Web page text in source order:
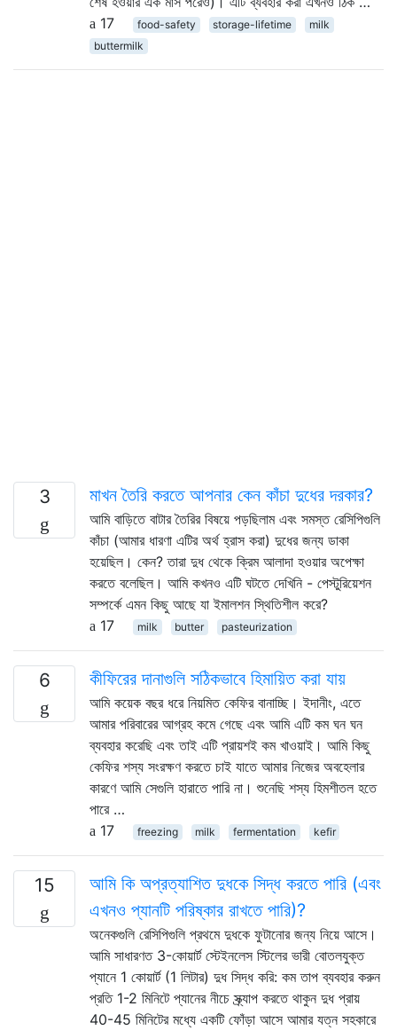
17
food-safety storage-lifetime
milk
buttermilk
3 মাখন তৈরি করতে আপনার কেন কাঁচা দুধের দরকার?
আমি বাড়িতে বাটার তৈরির বিষয়ে পড়ছিলাম এবং সমস্ত রেসিপিগুলি
কাঁচা (আমার ধারণা এটির অর্থ হ্রাস করা) দুধের জন্য ডাকা
হয়েছিল। কেন? তারা দুধ থেকে ক্রিম আলাদা হওয়ার অপেক্ষা
করতে বলেছিল। আমি কখনও এটি ঘটতে দেখিনি - পেস্টুরিয়েশন
সম্পর্কে এমন কিছু আছে যা ইমালশন স্থিতিশীল করে?
17
milk butter pasteurization
6 কীফিরের দানাগুলি সঠিকভাবে হিমায়িত করা যায়
আমি কয়েক বছর ধরে নিয়মিত কেফির বানাচ্ছি। ইদানীং, এতে
আমার পরিবারের আগ্রহ কমে গেছে এবং আমি এটি কম ঘন ঘন
ব্যবহার করেছি এবং তাই এটি প্রায়শই কম খাওয়াই। আমি কিছু
কেফির শস্য সংরক্ষণ করতে চাই যাতে আমার নিজের অবহেলার
কারণে আমি সেগুলি হারাতে পারি না। শুনেছি শস্য হিমশীতল হতে
পারে …
17
freezing milk fermentation kefir
15
আমি কি অপ্রত্যাশিত দুধকে সিদ্ধ করতে পারি (এবং
এখনও প্যানটি পরিষ্কার রাখতে পারি)?
অনেকগুলি রেসিপিগুলি প্রথমে দুধকে ফুটানোর জন্য নিয়ে আসে।
আমি সাধারণত 3-কোয়ার্ট স্টেইনলেস স্টিলের ভারী বোতলযুক্ত
প্যানে 1 কোয়ার্ট (1 লিটার) দুধ সিদ্ধ করি: কম তাপ ব্যবহার করুন
প্রতি 1-2 মিনিটে প্যানের নীচে স্ক্র্যাপ করতে থাকুন দুধ প্রায়
40-45 মিনিটের মধ্যে একটি ফোঁড়া আসে আমার যত্ন সহকারে